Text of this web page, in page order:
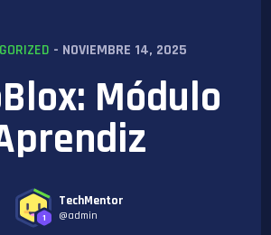
- NOVIEMBRE 14, 2025
Módulo
1
TechMentor
@admin